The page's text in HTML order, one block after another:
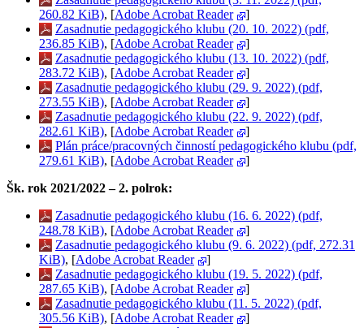
260.82 KiB), [Adobe Acrobat Reader
]
Zasadnutie pedagogického klubu (20. 10. 2022) (pdf,
236.85 KiB), [Adobe Acrobat Reader
]
Zasadnutie pedagogického klubu (13. 10. 2022) (pdf,
283.72 KiB), [Adobe Acrobat Reader
]
Zasadnutie pedagogického klubu (29. 9. 2022) (pdf,
273.55 KiB), [Adobe Acrobat Reader
]
Zasadnutie pedagogického klubu (22. 9. 2022) (pdf,
282.61 KiB), [Adobe Acrobat Reader
]
Plán práce/pracovných činností pedagogického klubu (pdf,
279.61 KiB), [Adobe Acrobat Reader
]
Šk. rok 2021/2022 – 2. polrok:
Zasadnutie pedagogického klubu (16. 6. 2022) (pdf,
248.78 KiB), [Adobe Acrobat Reader
]
Zasadnutie pedagogického klubu (9. 6. 2022) (pdf, 272.31
KiB), [Adobe Acrobat Reader
]
Zasadnutie pedagogického klubu (19. 5. 2022) (pdf,
287.65 KiB), [Adobe Acrobat Reader
]
Zasadnutie pedagogického klubu (11. 5. 2022) (pdf,
305.56 KiB), [Adobe Acrobat Reader
]